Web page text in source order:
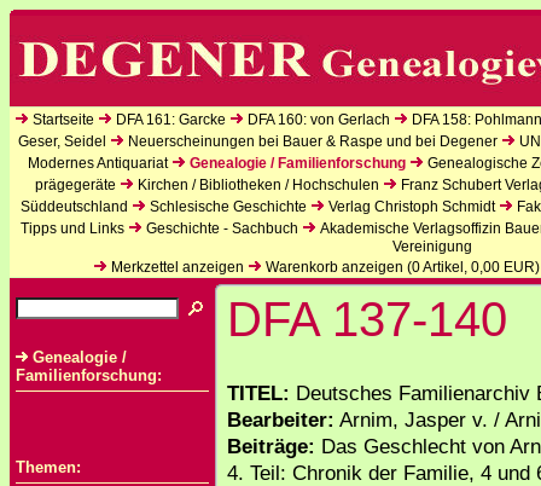
Startseite DFA 161: Garcke DFA 160: von Gerlach
DFA 158:
Geser, Seidel
Neuerscheinungen bei Bauer & Raspe und bei Degener
Modernes Antiquariat
Genealogie / Familienforschung
Genealogische
prägegeräte
Kirchen / Bibliotheken / Hochschulen
Franz Schubert
Süddeutschland
Schlesische Geschichte Verlag Christoph Schmidt
Tipps und Links
Geschichte - Sachbuch
Akademische Verlagsoffizin
Vereinigung
Merkzettel anzeigen
Warenkorb anzeigen (0Artikel, 0,00 EUR)
Genealogie /
Familienforschung:
Themen:
DFA 137-140
TITEL: Deutsches Familienarchiv
Bearbeiter: Arnim, Jasper v. /
Beiträge: Das Geschlecht von
4. Teil: Chronik der Familie, 4 und